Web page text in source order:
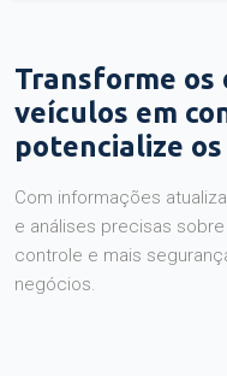
Transforme os
veículos em
potencialize
Com informações
e análises precisas
controle e mais
negócios.